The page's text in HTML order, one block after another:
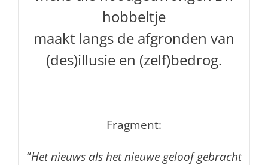
hobbeltje
maakt langs de afgronden van
(des)illusie en (zelf)bedrog.
Fragment:
“Het nieuws als het nieuwe geloof gebracht